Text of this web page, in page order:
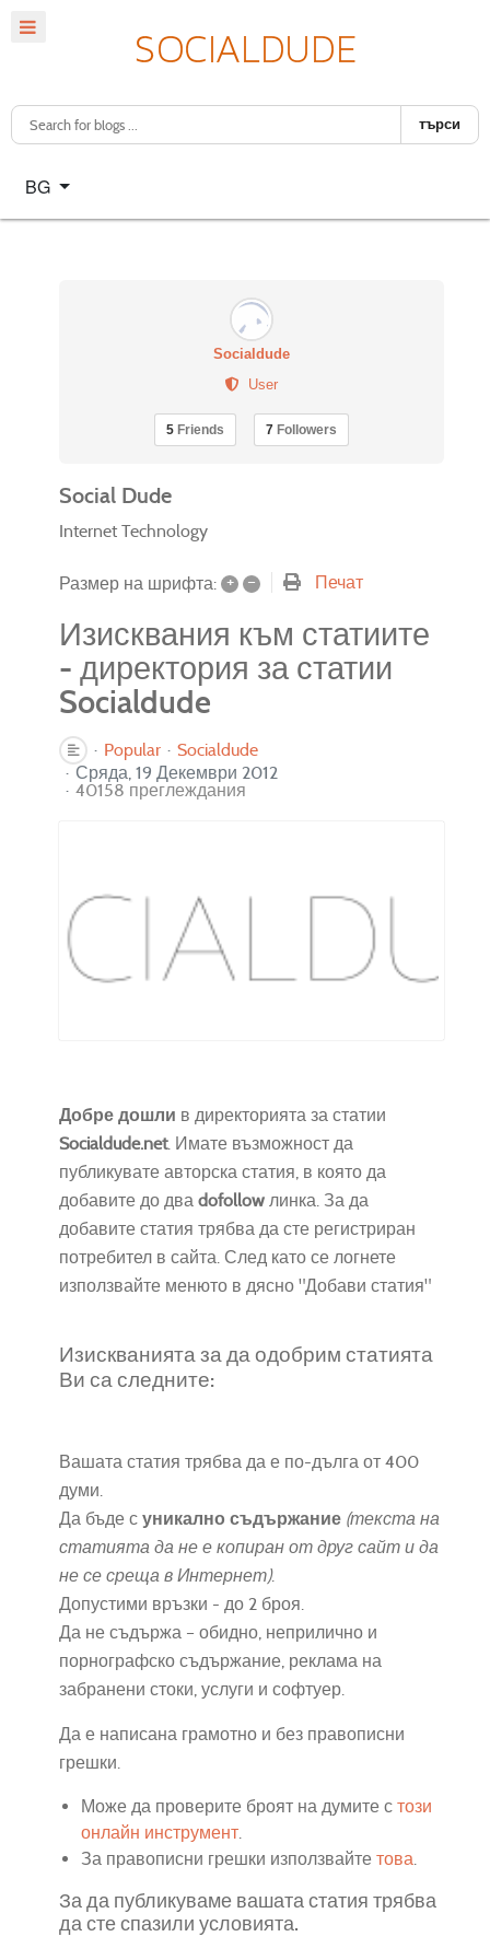
търси
Изберете език
BG
Socialdude
User
5 Friends 7 Followers
Social Dude
Internet Technology
Размер на шрифта: + – Печат
Изисквания към статиите
- директория за статии
Socialdude
Popular
Socialdude
Сряда, 19 Декември 2012
40158 преглеждания
Добре дошли в директорията за статии
Socialdude.net. Имате възможност да
публикувате авторска статия, в която да
добавите до два dofollow линка. За да
добавите статия трябва да сте регистриран
потребител в сайта. След като се логнете
използвайте менюто в дясно "Добави статия"
Изискванията за да одобрим статията
Ви са следните:
Вашата статия трябва да е по-дълга от 400
думи.
Да бъде с уникално съдържание (текста на
статията да не е копиран от друг сайт и да
не се среща в Интернет).
Допустими връзки - до 2 броя.
Да не съдържа – обидно, неприлично и
порнографско съдържание, реклама на
забранени стоки, услуги и софтуер.
Да е написана грамотно и без правописни
грешки.
Може да проверите броят на думите с този
онлайн инструмент
За правописни грешки използвайте това
За да публикуваме вашата статия трябва
да сте спазили условията.